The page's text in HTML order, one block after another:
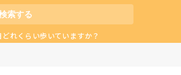
れくらい歩いていますか？